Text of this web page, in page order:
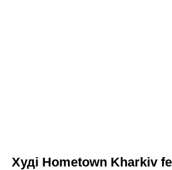
Худі Hometown Kharkiv